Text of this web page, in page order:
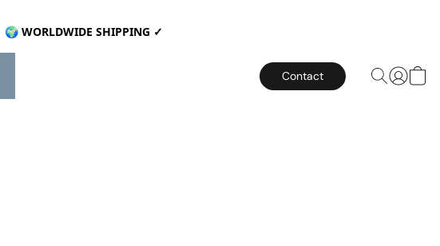
🌍 WORLDWIDE SHIPPING ✓
Contact